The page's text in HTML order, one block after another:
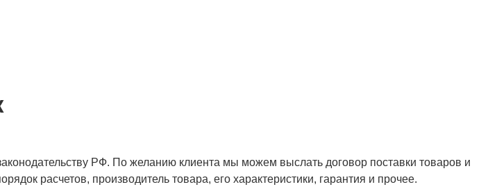
РФ. По желанию клиента мы можем выслать договор поставки товаров и
расчетов, производитель товара, его характеристики, гарантия и прочее.